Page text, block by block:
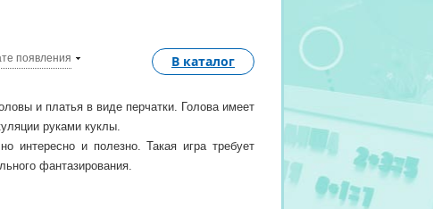
появления В каталог
и платья в виде перчатки. Голова имеет
руками куклы.
интересно и полезно. Такая игра требует
фантазирования.
которое вы для него устроите, создав свой